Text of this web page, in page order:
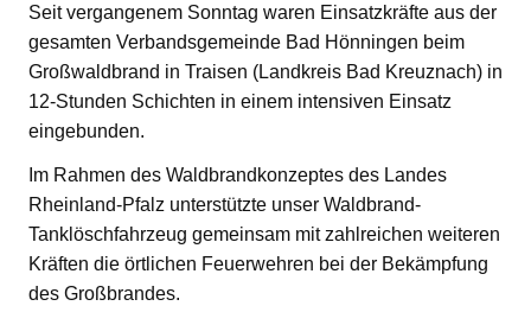
Seit vergangenem Sonntag waren Einsatzkräfte aus der
gesamten Verbandsgemeinde Bad Hönningen beim
Großwaldbrand in Traisen (Landkreis Bad Kreuznach) in
12-Stunden Schichten in einem intensiven Einsatz
eingebunden.
Im Rahmen des Waldbrandkonzeptes des Landes
Rheinland-Pfalz unterstützte unser Waldbrand-
Tanklöschfahrzeug gemeinsam mit zahlreichen weiteren
Kräften die örtlichen Feuerwehren bei der Bekämpfung
des Großbrandes.